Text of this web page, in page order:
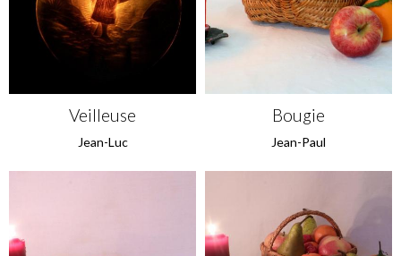
Veilleuse
Jean-Luc
Bougie
Jean-Paul